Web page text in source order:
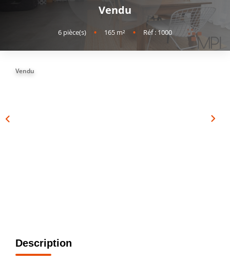
ESTIMATION
Vendu
6 pièce(s) • 165 m² • Réf : 1000
Vendu
Description